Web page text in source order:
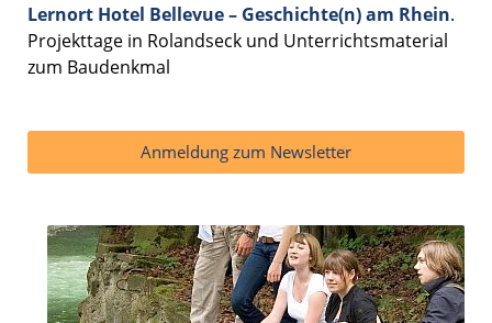
Lernort Hotel Bellevue – Geschichte(n) am Rhein.
Projekttage in Rolandseck und Unterrichtsmaterial
zum Baudenkmal
Anmeldung zum Newsletter